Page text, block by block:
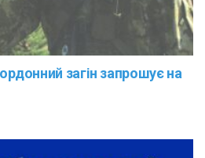
загін запрошує на